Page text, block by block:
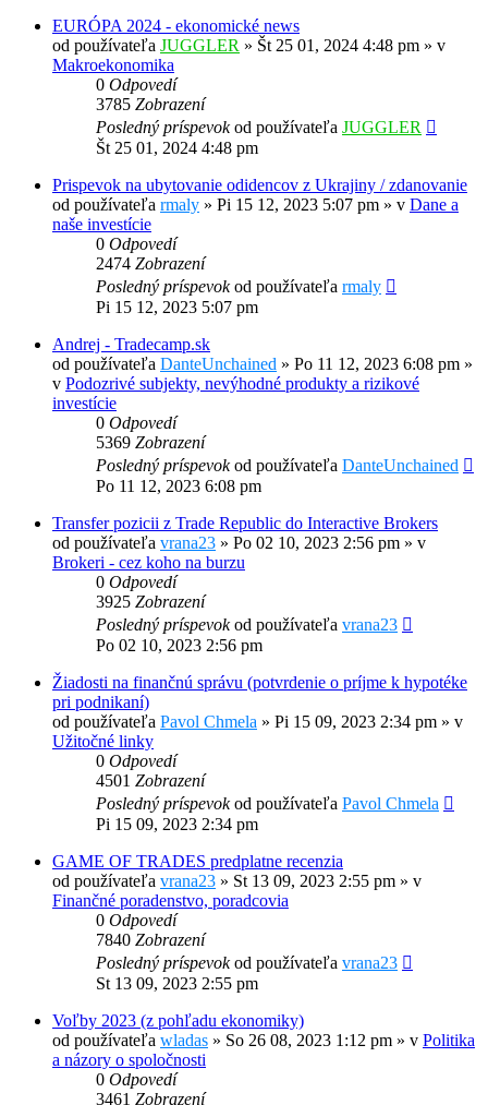
EURÓPA 2024 - ekonomické news
od používateľa JUGGLER » Št 25 01, 2024 4:48 pm » v
Makroekonomika
0 Odpovedí
3785 Zobrazení
Posledný príspevokod používateľa JUGGLER
Št 25 01, 2024 4:48 pm
Prispevok na ubytovanie odidencov z Ukrajiny / zdanovanie
od používateľa rmaly » Pi 15 12, 2023 5:07 pm » v Dane a
naše investície
0 Odpovedí
2474 Zobrazení
Posledný príspevokod používateľa rmaly
Pi 15 12, 2023 5:07 pm
Andrej - Tradecamp.sk
od používateľa DanteUnchained » Po 11 12, 2023 6:08 pm »
v Podozrivé subjekty, nevýhodné produkty a rizikové
investície
0 Odpovedí
5369 Zobrazení
Posledný príspevokod používateľa DanteUnchained
Po 11 12, 2023 6:08 pm
Transfer pozicii z Trade Republic do Interactive Brokers
od používateľa vrana23 » Po 02 10, 2023 2:56 pm » v
Brokeri - cez koho na burzu
0 Odpovedí
3925 Zobrazení
Posledný príspevokod používateľa vrana23
Po 02 10, 2023 2:56 pm
Žiadosti na finančnú správu (potvrdenie o príjme k hypotéke
pri podnikaní)
od používateľa Pavol Chmela » Pi 15 09, 2023 2:34 pm » v
Užitočné linky
0 Odpovedí
4501 Zobrazení
Posledný príspevokod používateľa Pavol Chmela
Pi 15 09, 2023 2:34 pm
GAME OF TRADES predplatne recenzia
od používateľa vrana23 » St 13 09, 2023 2:55 pm » v
Finančné poradenstvo, poradcovia
0 Odpovedí
7840 Zobrazení
Posledný príspevokod používateľa vrana23
St 13 09, 2023 2:55 pm
Voľby 2023 (z pohľadu ekonomiky)
od používateľa wladas » So 26 08, 2023 1:12 pm » v Politika
a názory o spoločnosti
0 Odpovedí
3461 Zobrazení